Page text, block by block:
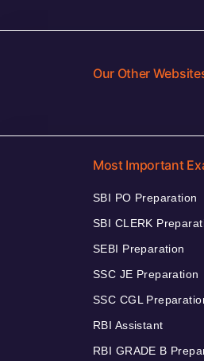
Our Other
Most Important
SBI PO Preparation
SBI CLERK
SEBI Preparation
SSC JE Preparation
SSC CGL
RBI Assistant
RBI GRADE B